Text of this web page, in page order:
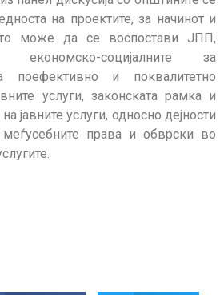
на проектите, за начинот и
може да се воспостави ЈПП,
економско-социјалните за
поефективно и поквалитетно
услуги, законската рамка и
јавните услуги, односно дејности
права и обврски во